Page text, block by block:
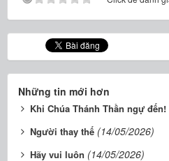
Những tin mới hơn
Khi Chúa Thánh Thần ngự đến!
Người thay thế (14/05/2026)
Hãy vui luôn (14/05/2026)